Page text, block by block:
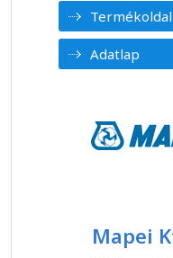
Termékoldal
Adatlap
Mapei